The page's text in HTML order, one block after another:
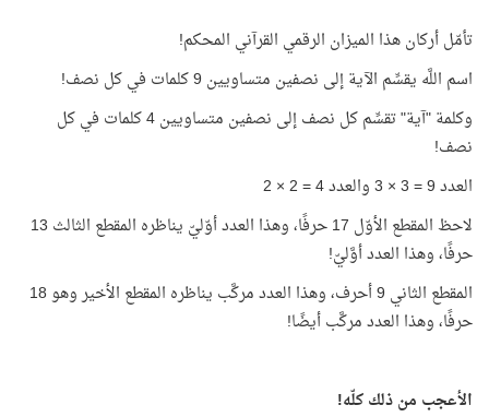
تأمّل أركان هذا الميزان الرقمي القرآني المحكم!
اسم اللَّه يقسِّم الآية إلى نصفين متساويين 9 كلمات في كل نصف!
وكلمة "آية" تقسِّم كل نصف إلى نصفين متساويين 4 كلمات في كل
نصف!
العدد 9 = 3 × 3 والعدد 4 = 2 × 2
لاحظ المقطع الأوّل 17 حرفًا، وهذا العدد أوّليّ يناظره المقطع الثالث 13
حرفًا، وهذا العدد أوَّليّ!
المقطع الثاني 9 أحرف، وهذا العدد مركَّب يناظره المقطع الأخير وهو 18
حرفًا، وهذا العدد مركَّب أيضًا!
الأعجب من ذلك كلّه!